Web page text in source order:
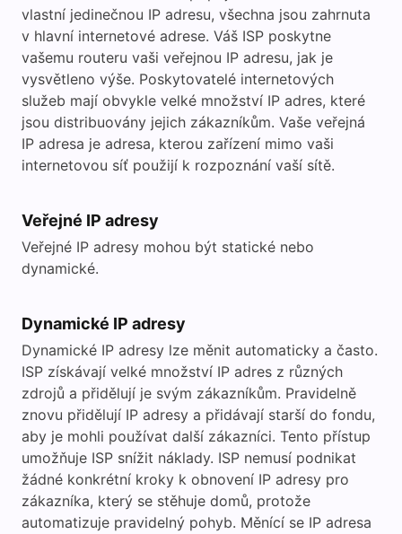
vlastní jedinečnou IP adresu, všechna jsou zahrnuta
v hlavní internetové adrese. Váš ISP poskytne
vašemu routeru vaši veřejnou IP adresu, jak je
vysvětleno výše. Poskytovatelé internetových
služeb mají obvykle velké množství IP adres, které
jsou distribuovány jejich zákazníkům. Vaše veřejná
IP adresa je adresa, kterou zařízení mimo vaši
internetovou síť použijí k rozpoznání vaší sítě.
Veřejné IP adresy
Veřejné IP adresy mohou být statické nebo
dynamické.
Dynamické IP adresy
Dynamické IP adresy lze měnit automaticky a často.
ISP získávají velké množství IP adres z různých
zdrojů a přidělují je svým zákazníkům. Pravidelně
znovu přidělují IP adresy a přidávají starší do fondu,
aby je mohli používat další zákazníci. Tento přístup
umožňuje ISP snížit náklady. ISP nemusí podnikat
žádné konkrétní kroky k obnovení IP adresy pro
zákazníka, který se stěhuje domů, protože
automatizuje pravidelný pohyb. Měnící se IP adresa